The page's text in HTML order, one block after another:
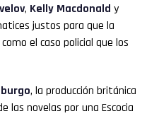
, Kelly Macdonald y
justos para que la
el caso policial que los
, la producción británica
las novelas por una Escocia